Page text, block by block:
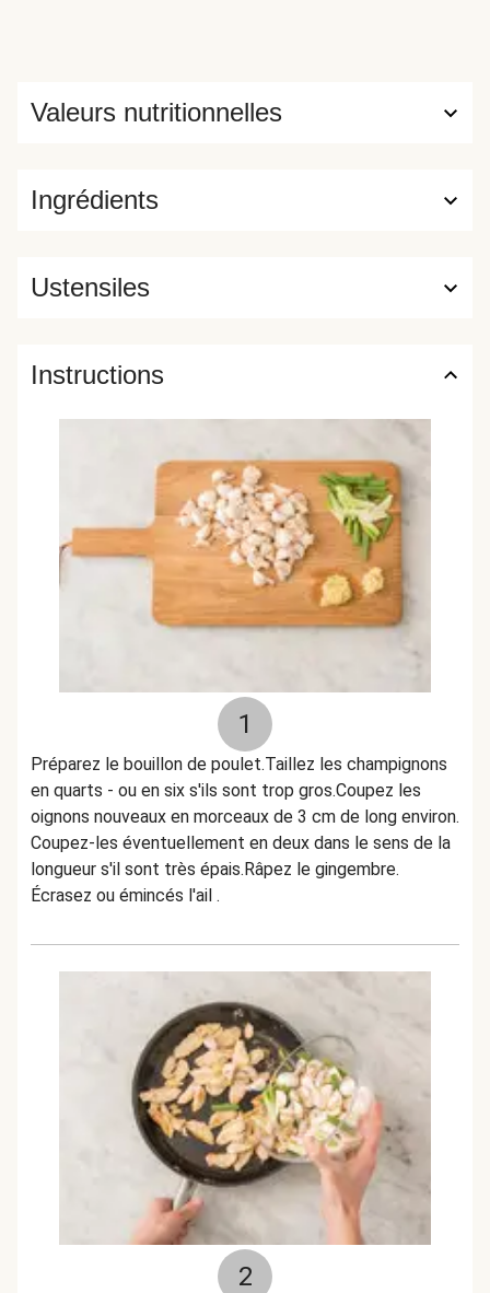
Ingrédients
Valeurs nutritionnelles
Ustensiles
Instructions
1
Préparez le bouillon de poulet.Taillez les champignons
en quarts - ou en six s'ils sont trop gros.Coupez les
oignons nouveaux en morceaux de 3 cm de long environ.
Coupez-les éventuellement en deux dans le sens de la
longueur s'il sont très épais.Râpez le gingembre.
Écrasez ou émincés l'ail .
2